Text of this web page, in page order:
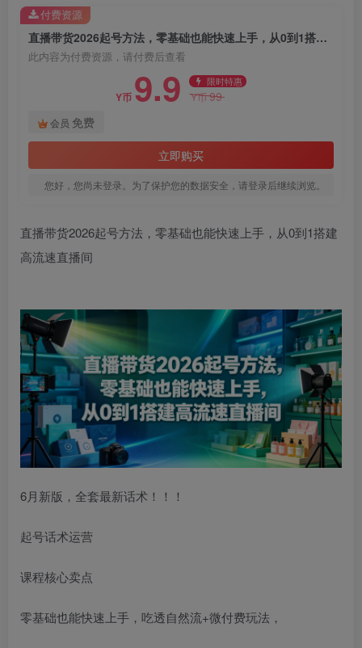
直播带货2026起号方法，零基础也能快速上手，从0到1搭建高流速直播间
此内容为付费资源，请付费后查看
Y币 9.9 限时特惠
Y币99
会员 免费
立即购买
您好，您尚未登录。为了保护您的数据安全，请登录后继续浏览。
付费资源
直播带货2026起号方法，零基础也能快速上手，从0到1搭建
高流速直播间
6月新版，全套最新话术！！！
起号话术运营
课程核心卖点
零基础也能快速上手，吃透自然流+微付费玩法，